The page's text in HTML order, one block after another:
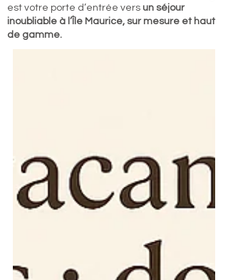
est votre porte d’entrée vers un séjour
inoubliable à l’Île Maurice, sur mesure et haut
de gamme.